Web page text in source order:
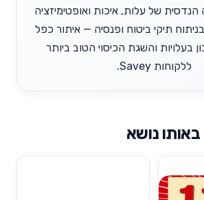
של עלות, איכות ואופטימיזציה
תיקי ביטוח ופנסיה — איתור כפל
בעלויות והשגת הכיסוי הטוב ביותר
ללקוחות Savey.
נושא